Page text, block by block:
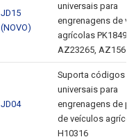
JD15
(NOVO)
universais para
engrenagens de
agrícolas PK1849D
AZ23265, AZ15660
JD04
Suporta códigos
universais para
engrenagens de
de veículos
H10316